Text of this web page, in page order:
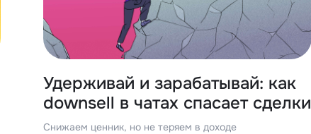
Удерживай и зарабатывай: как
downsell в чатах спасает сделки
Снижаем ценник, но не теряем в доходе